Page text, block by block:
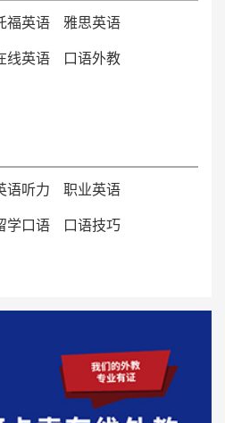
宾外教的发音
福英语 雅思英语
线英语 口语外教
语听力 职业英语
学口语 口语技巧